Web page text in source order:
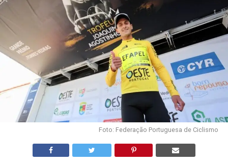
Foto: Federação Portuguesa de Ciclismo